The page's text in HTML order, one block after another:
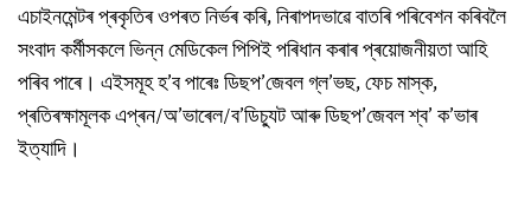
এচাইনমেন্টৰ প্ৰকৃতিৰ ওপৰত নিৰ্ভৰ কৰি, নিৰাপদভাৱে বাতৰি পৰিবেশন কৰিবলৈ
সংবাদ কৰ্মীসকলে ভিন্ন মেডিকেল পিপিই পৰিধান কৰাৰ প্ৰয়োজনীয়তা আহি
পৰিব পাৰে। এইসমূহ হ’ব পাৰেঃ ডিছপ’জেবল গ্ল’ভছ, ফেচ মাস্ক,
প্ৰতিৰক্ষামূলক এপ্ৰন/অ’ভাৰেল/ব’ডিচ্যুট আৰু ডিছপ’জেবল শ্ব’ ক’ভাৰ
ইত্যাদি।